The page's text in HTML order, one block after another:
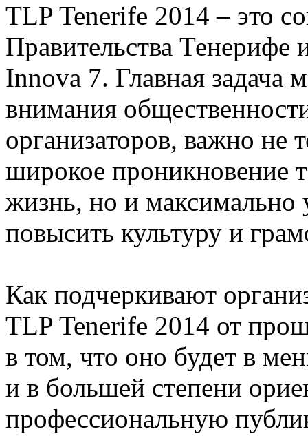
TLP Tenerife 2014 – это
Правительства Тенерифе
Innova 7. Главная задача
внимания
организаторов, важно не
широкое проникновение
жизнь, но и максимально
повысить культуру и
Как подчеркивают
TLP Tenerife 2014 от
в том, что оно будет в
и в большей степени
профессиональную